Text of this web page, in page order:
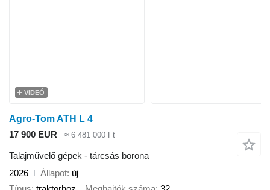
VIDEÓ
Agro-Tom ATH L 4
17 900 EUR
≈ 6 481 000 Ft
Talajművelő gépek - tárcsás borona
2026
Állapot új